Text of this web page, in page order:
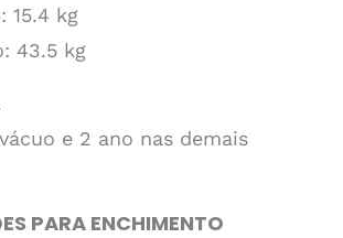
15.4 kg
43.5 kg
e 2 ano nas demais
PARA ENCHIMENTO